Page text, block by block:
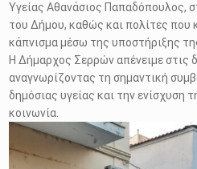
Υγείας Αθανάσιος Παπαδόπουλος,
του Δήμου, καθώς και πολίτες που
κάπνισμα μέσω της υποστήριξης
Η Δήμαρχος Σερρών απένειμε στις
αναγνωρίζοντας τη σημαντική
δημόσιας υγείας και την ενίσχυση
κοινωνία.